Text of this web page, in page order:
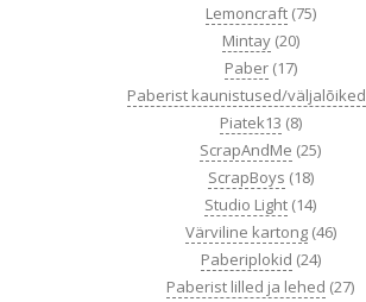
Lemoncraft (75)
Mintay (20)
Paber (17)
Paberist kaunistused/väljalõiked
Piatek13 (8)
ScrapAndMe (25)
ScrapBoys (18)
Studio Light (14)
Värviline kartong (46)
Paberiplokid (24)
Paberist lilled ja lehed (27)